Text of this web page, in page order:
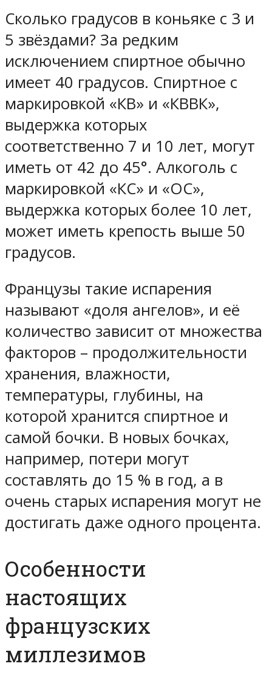
Сколько градусов в коньяке с 3 и
5 звёздами? За редким
исключением спиртное обычно
имеет 40 градусов. Спиртное с
маркировкой «КВ» и «КВВК»,
выдержка которых
соответственно 7 и 10 лет, могут
иметь от 42 до 45°. Алкоголь с
маркировкой «КС» и «ОС»,
выдержка которых более 10 лет,
может иметь крепость выше 50
градусов.
Французы такие испарения
называют «доля ангелов», и её
количество зависит от множества
факторов – продолжительности
хранения, влажности,
температуры, глубины, на
которой хранится спиртное и
самой бочки. В новых бочках,
например, потери могут
составлять до 15 % в год, а в
очень старых испарения могут не
достигать даже одного процента.
Особенности
настоящих
французских
миллезимов